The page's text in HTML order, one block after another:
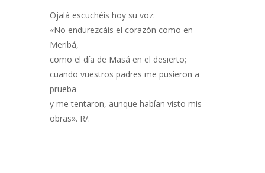
Ojalá escuchéis hoy su voz:
«No endurezcáis el corazón como en
Meribá,
como el día de Masá en el desierto;
cuando vuestros padres me pusieron a
prueba
y me tentaron, aunque habían visto mis
obras». R/.